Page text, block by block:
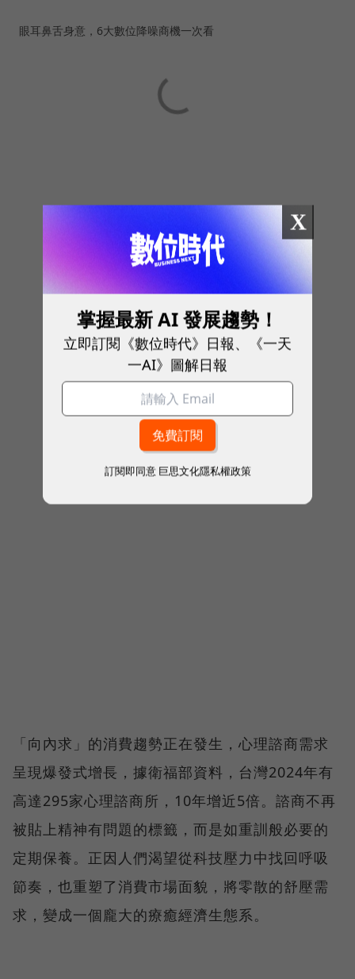
眼耳鼻舌身意，6大數位降噪商機一次看
「向內求」的消費趨勢正在發生，心理諮商需求
呈現爆發式增長，據衛福部資料，台灣2024年有
高達295家心理諮商所，10年增近5倍。諮商不再
被貼上精神有問題的標籤，而是如重訓般必要的
定期保養。正因人們渴望從科技壓力中找回呼吸
節奏，也重塑了消費市場面貌，將零散的舒壓需
求，變成一個龐大的療癒經濟生態系。
X
掌握最新 AI 發展趨勢！
立即訂閱《數位時代》日報、《一天
一AI》圖解日報
訂閱即同意 巨思文化隱私權政策